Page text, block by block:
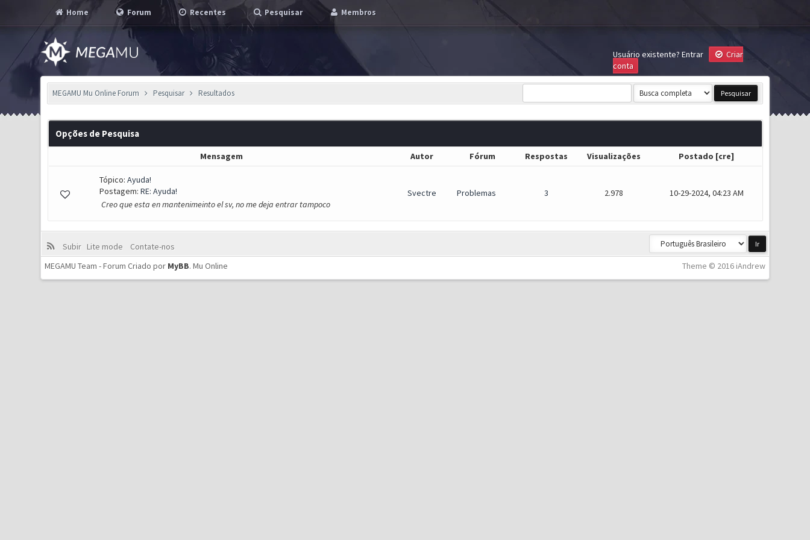
Home Forum Recentes Pesquisar Membros
Usuário existente? Entrar
Criar
conta
MEGAMU Mu Online Forum Pesquisar Resultados
Opções de Pesquisa
Mensagem Autor Fórum Respostas Visualizações Postado [cre]
Tópico: Ayuda!
Postagem: RE: Ayuda!
Creo que esta en mantenimeinto el sv, no me deja entrar tampoco
Svectre Problemas 3 2.978 10-29-2024, 04:23 AM
Subir Lite mode
Contate-nos
Theme © 2016 iAndrew
MEGAMU Team - Forum Criado por MyBB.Mu Online